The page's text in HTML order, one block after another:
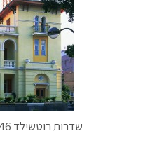
שדרות רוטשילד 46, תל אביב-יפו – "בית לוין"